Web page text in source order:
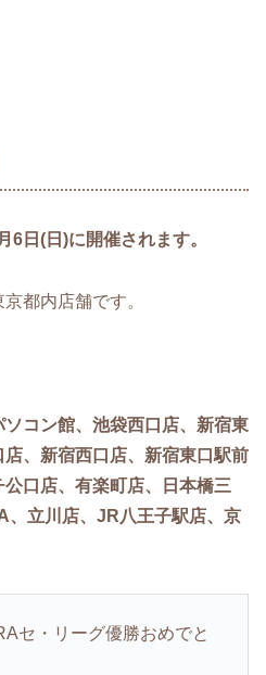
6日(日)に開催されます。
都内店舗です。
コン館、池袋西口店、新宿東
、新宿西口店、新宿東口駅前
口店、有楽町店、日本橋三
、立川店、JR八王子駅店、京
セ・リーグ優勝おめでと